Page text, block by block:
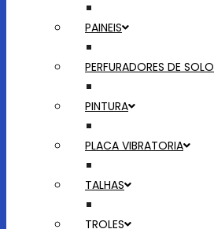
PAINEIS
PERFURADORES DE SOLO
PINTURA
PLACA VIBRATORIA
TALHAS
TROLES